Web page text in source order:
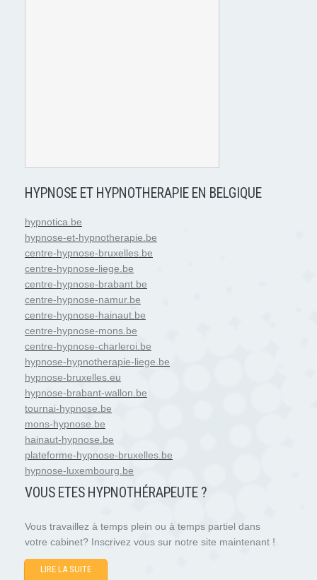
HYPNOSE ET HYPNOTHERAPIE EN BELGIQUE
hypnotica.be
hypnose-et-hypnotherapie.be
centre-hypnose-bruxelles.be
centre-hypnose-liege.be
centre-hypnose-brabant.be
centre-hypnose-namur.be
centre-hypnose-hainaut.be
centre-hypnose-mons.be
centre-hypnose-charleroi.be
hypnose-hypnotherapie-liege.be
hypnose-bruxelles.eu
hypnose-brabant-wallon.be
tournai-hypnose.be
mons-hypnose.be
hainaut-hypnose.be
plateforme-hypnose-bruxelles.be
hypnose-luxembourg.be
VOUS ETES HYPNOTH ÉRAPEUTE ?
Vous travaillez à temps plein ou à temps partiel dans
votre cabinet? Inscrivez vous sur notre site maintenant !
LIRE LA SUITE